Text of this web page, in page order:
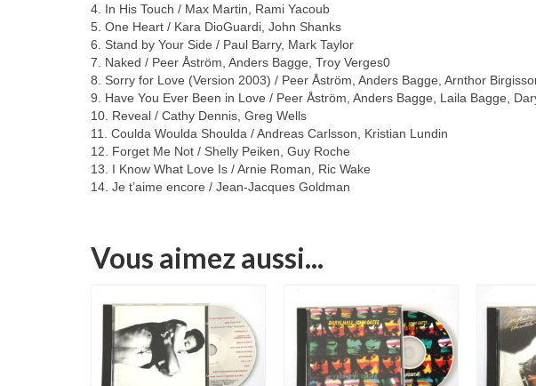
4. In His Touch / Max Martin, Rami Yacoub
5. One Heart / Kara DioGuardi, John Shanks
6. Stand by Your Side / Paul Barry, Mark Taylor
7. Naked / Peer Åström, Anders Bagge, Troy Verges0
8. Sorry for Love (Version 2003) / Peer Åström, Anders Bagge, Arnthor
9. Have You Ever Been in Love / Peer Åström, Anders Bagge, Laila Bagge,
10. Reveal / Cathy Dennis, Greg Wells
11. Coulda Woulda Shoulda / Andreas Carlsson, Kristian Lundin
12. Forget Me Not / Shelly Peiken, Guy Roche
13. I Know What Love Is / Arnie Roman, Ric Wake
14. Je t’aime encore / Jean-Jacques Goldman
Vous aimez aussi...